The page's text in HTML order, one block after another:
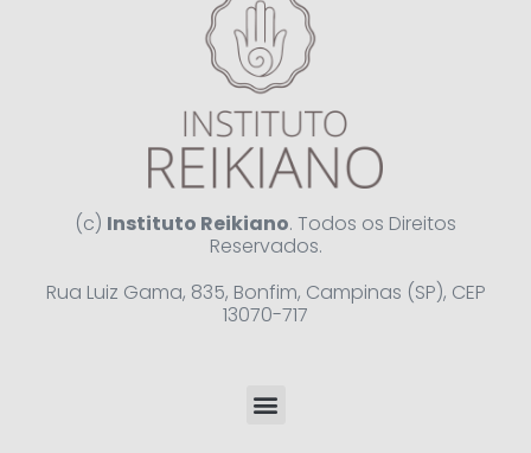
(c) Instituto Reikiano. Todos os Direitos
Reservados.
Rua Luiz Gama, 835, Bonfim, Campinas (SP), CEP
13070-717